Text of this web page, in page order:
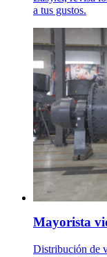
a tus gustos.
Mayorista
Distribución de